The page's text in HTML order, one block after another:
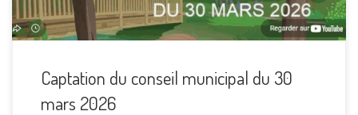
Captation du conseil municipal du 30
mars 2026